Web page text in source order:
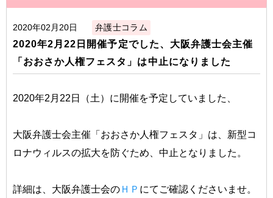
2020年02月20日 弁護士コラム
2020年2月22日開催予定でした、大阪弁護士会主催
「おおさか人権フェスタ」は中止になりました
2020年2月22日（土）に開催を予定していました、
大阪弁護士会主催「おおさか人権フェスタ」は、新型コ
ロナウィルスの拡大を防ぐため、中止となりました。
詳細は、大阪弁護士会の ＨＰ にてご確認くださいませ。